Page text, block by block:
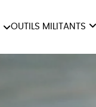
OUTILS MILITANTS